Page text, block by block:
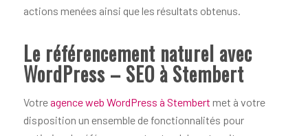
actions menées ainsi que les résultats obtenus.
Le référencement naturel avec
WordPress – SEO à Stembert
Votreagence web WordPress à Stembert met à votre
disposition un ensemble de fonctionnalités pour